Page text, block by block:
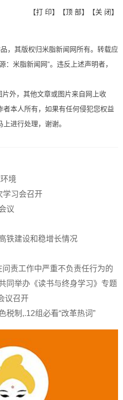
【打 印】【顶 部】【关 闭】
，其版权归米脂新闻网所有。转载应
：米脂新闻网”。违反上述声明者，
外，其他文章或图片来自网上收
本人所有，如果有任何侵犯您权益
进行处理，谢谢。
境
学习会召开
议
铁建设和稳增长情况
责工作中严重不负责任行为的
同举办《读书与终身学习》专题
议召开
税制,.12组必看“改革热词”